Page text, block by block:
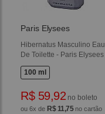
Paris Elysees
Hibernatus Masculino Eau
De Toilette - Paris Elysees
100 ml
R$ 59,92 no boleto
ou 6x de R$ 11,75no cartão